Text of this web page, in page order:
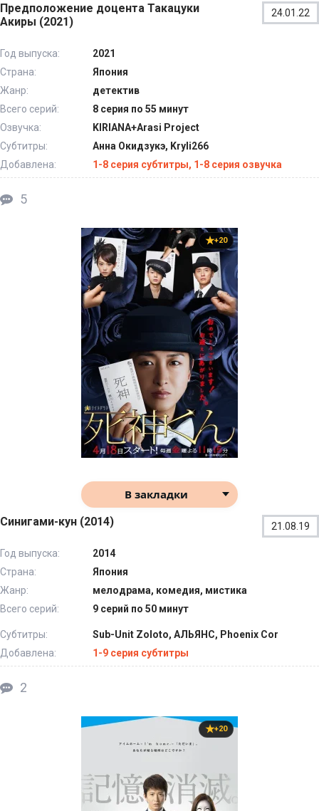
Предположение доцента Такацуки
Акиры (2021)
24.01.22
Год выпуска:
2021
Страна:
Япония
Жанр:
детектив
Всего серий:
8 серия по 55 минут
Озвучка:
KIRIANA+Arasi Project
Субтитры:
Анна Окидзукэ, Kryli266
Добавлена:
1-8 серия субтитры, 1-8 серия озвучка
5
+20
В закладки
Синигами-кун (2014) 21.08.19
Год выпуска:
2014
Страна:
Япония
Жанр:
мелодрама, комедия, мистика
Всего серий:
9 серий по 50 минут
Субтитры:
Sub-Unit Zoloto, АЛЬЯНС, Phoenix Cor
Добавлена:
1-9 серия субтитры
2
+20